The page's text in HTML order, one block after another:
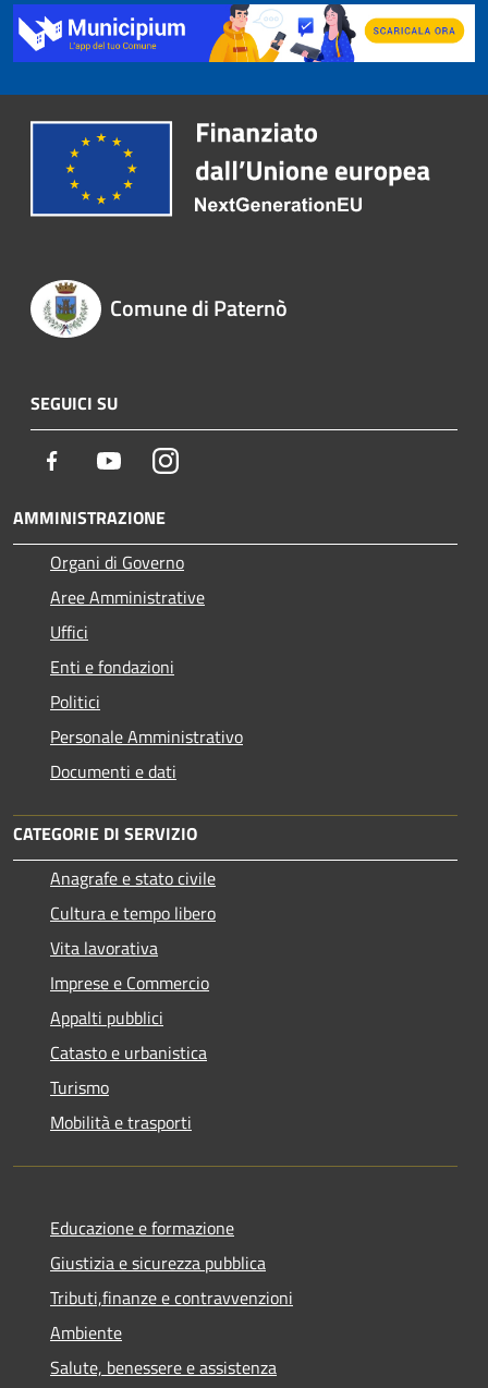
Comune di Paternò
SEGUICI SU
Facebook YoutubeInstagram
AMMINISTRAZIONE
Organi di Governo
Aree Amministrative
Uffici
Enti e fondazioni
Politici
Personale Amministrativo
Documenti e dati
CATEGORIE DI SERVIZIO
Anagrafe e stato civile
Cultura e tempo libero
Vita lavorativa
Imprese e Commercio
Appalti pubblici
Catasto e urbanistica
Turismo
Mobilità e trasporti
Educazione e formazione
Giustizia e sicurezza pubblica
Tributi,finanze e contravvenzioni
Ambiente
Salute, benessere e assistenza